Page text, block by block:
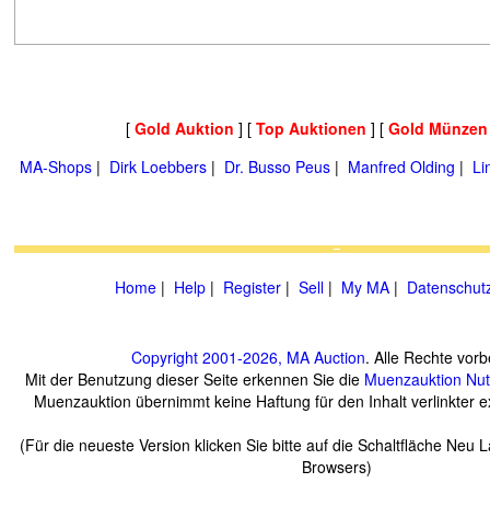
[ Gold Auktion ] [ Top Auktionen ] [ Gold
MA-Shops | Dirk Loebbers | Dr. Busso Peus | Manfred Olding |
Home | Help | Register | Sell | My MA |
Copyright 2001-2026, MA Auction. Alle Rechte
Mit der Benutzung dieser Seite erkennen Sie die Muenzauktion
Muenzauktion übernimmt keine Haftung für den Inhalt verlinkter
(Für die neueste Version klicken Sie bitte auf die Schaltfläche Neu
Browsers)